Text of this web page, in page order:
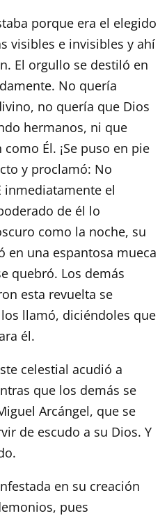
porque era el elegido
visibles e invisibles y ahí
El orgullo se destiló en
No quería
no quería que Dios
hermanos, ni que
Él. ¡Se puso en pie
y proclamó: No
inmediatamente el
de él lo
como la noche, su
en una espantosa mueca
quebró. Los demás
esta revuelta se
llamó, diciéndoles que
él.
celestial acudió a
que los demás se
Arcángel, que se
de escudo a su Dios. Y
en su creación
pues